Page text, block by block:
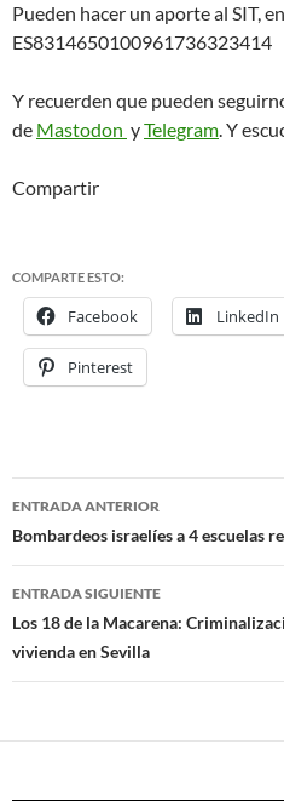
Pueden hacer un aporte al SIT,
ES8314650100961736323414
Y recuerden que pueden
de Mastodon yTelegram. Y
Compartir
COMPARTE ESTO:
Facebook LinkedIn
Pinterest
Navegación
de
entradas
ENTRADA ANTERIOR
Bombardeos israelíes a 4 escuelas
ENTRADA SIGUIENTE
Los 18 de la Macarena:
vivienda en Sevilla